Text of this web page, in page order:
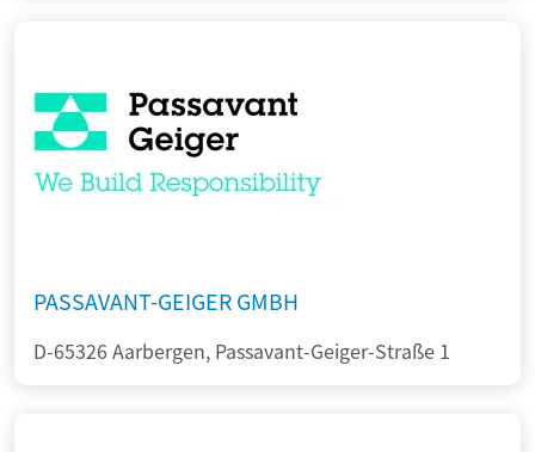
PASSAVANT-GEIGER GMBH
D-65326 Aarbergen, Passavant-Geiger-Straße 1